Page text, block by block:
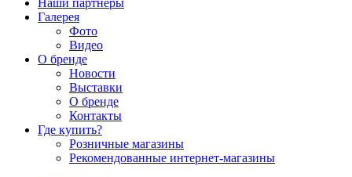
Наши партнеры
Галерея
Фото
Видео
О бренде
Новости
Выставки
О бренде
Контакты
Где купить?
Розничные магазины
Рекомендованные интернет-магазины